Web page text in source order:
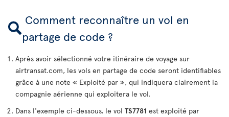
Comment reconnaître un vol en
partage de code ?
Après avoir sélectionné votre itinéraire de voyage sur
airtransat.com, les vols en partage de code seront identifiables
grâce à une note « Exploité par », qui indiquera clairement la
compagnie aérienne qui exploitera le vol.
Dans l'exemple ci-dessous, le vol TS7781 est exploité par